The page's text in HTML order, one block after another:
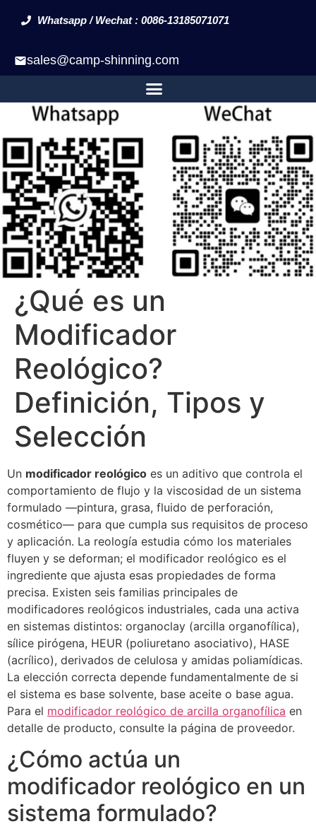
Whatsapp / Wechat : 0086-13185071071
sales@camp-shinning.com
¿Qué es un
Modificador
Reológico?
Definición, Tipos y
Selección
Un modificador reológico es un aditivo que controla el
comportamiento de flujo y la viscosidad de un sistema
formulado —pintura, grasa, fluido de perforación,
cosmético— para que cumpla sus requisitos de proceso
y aplicación. La reología estudia cómo los materiales
fluyen y se deforman; el modificador reológico es el
ingrediente que ajusta esas propiedades de forma
precisa. Existen seis familias principales de
modificadores reológicos industriales, cada una activa
en sistemas distintos: organoclay (arcilla organofílica),
sílice pirógena, HEUR (poliuretano asociativo), HASE
(acrílico), derivados de celulosa y amidas poliamídicas.
La elección correcta depende fundamentalmente de si
el sistema es base solvente, base aceite o base agua.
Para el modificador reológico de arcilla organofílica en
detalle de producto, consulte la página de proveedor.
¿Cómo actúa un
modificador reológico en un
sistema formulado?